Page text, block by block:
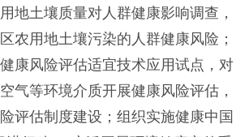
地土壤质量对人群健康影响调查，
农用地土壤污染的人群健康风险；
康风险评估适宜技术应用试点，对
气等环境介质开展健康风险评估，
评估制度建设；组织实施健康中国